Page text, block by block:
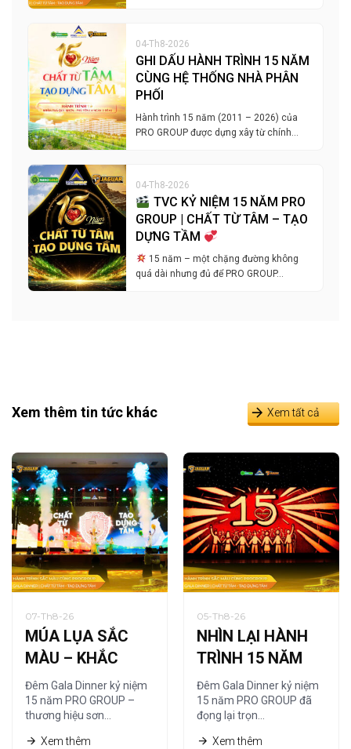
04-Th8-2026
GHI DẤU HÀNH TRÌNH 15 NĂM
CÙNG HỆ THỐNG NHÀ PHÂN
PHỐI
Hành trình 15 năm (2011 – 2026) của
PRO GROUP được dựng xây từ chính…
04-Th8-2026
TVC KỶ NIỆM 15 NĂM PRO
GROUP | CHẤT TỪ TÂM – TẠO
DỰNG TẦM
15 năm – một chặng đường không
quá dài nhưng đủ để PRO GROUP…
Xem thêm tin tức khác Xem tất cả
07-Th8-26
MÚA LỤA SẮC
MÀU – KHẮC
HỌA CHẤT RIÊNG
CỦA PRO GROUP
Đêm Gala Dinner kỷ niệm
15 năm PRO GROUP –
thương hiệu sơn…
Xem thêm
05-Th8-26
NHÌN LẠI HÀNH
TRÌNH 15 NĂM
QUA NGHỆ
THUẬT TRANH
CÁT
Đêm Gala Dinner kỷ niệm
15 năm PRO GROUP đã
đọng lại trọn…
Xem thêm